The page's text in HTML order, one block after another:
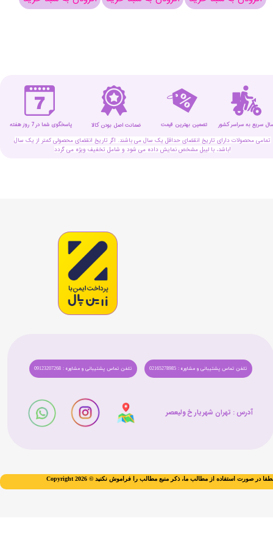
تمامی محصولات دارای تاریخ انقضای حداقل یک سال می باشند. اگر تاریخ انقضای محصولی کمتر از یک سال
باشد، با لیبل مشخص نمایش داده می شود و شامل تخفیف ویژه می گردد!
ضمانت اصل بودن کالا تضمین بهترین قیمت پاسخگوی شما در 7 روز هفته سریع به سراسر کشور
تلفن تماس پشتیبانی و مشاوره : 09123207268 تلفن تماس پشتیبانی و مشاوره : 02165278985
آدرس : تهران شهریار خ ولیعصر​​​​​​​